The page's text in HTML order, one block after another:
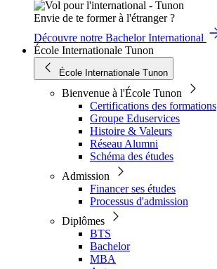
Envie de te former à l'étranger ?
Découvre notre Bachelor International
École Internationale Tunon
École Internationale Tunon
Bienvenue à l'École Tunon
Certifications des formations
Groupe Eduservices
Histoire & Valeurs
Réseau Alumni
Schéma des études
Admission
Financer ses études
Processus d'admission
Diplômes
BTS
Bachelor
MBA